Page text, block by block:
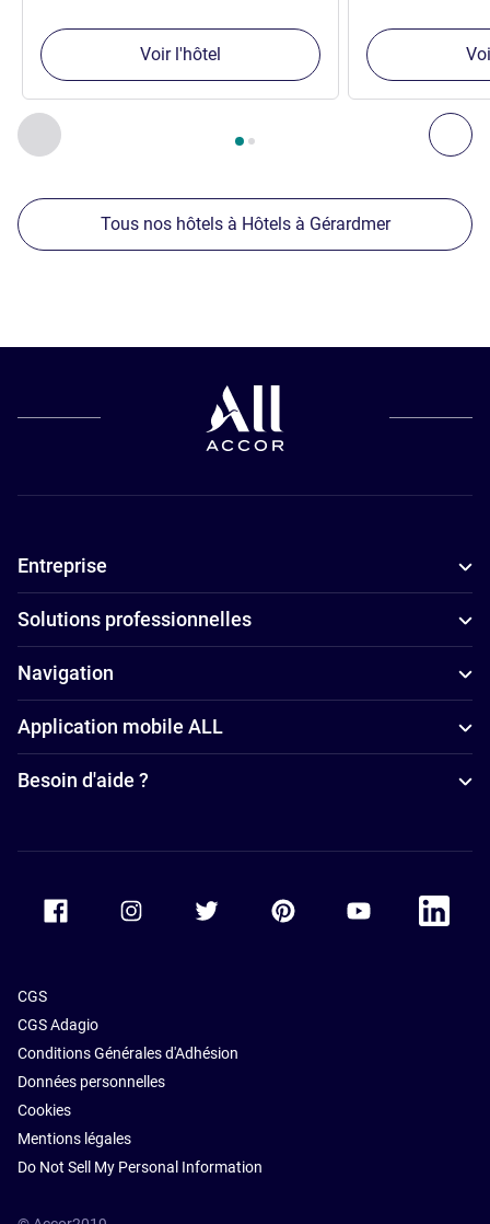
Précédent - Nos autres établissements à proximité
Page , Nos autres établissements à proximité 1 :,
Voir l'hôtel
Tous nos hôtels à Hôtels à Gérardmer
Entreprise
Solutions professionnelles
Navigation
Application mobile ALL
Besoin d'aide ?
Accor Facebook Accor TwitterAccor PinterestAccor Youtube
Accor
CGS
CGS Adagio
Conditions Générales d'Adhésion
Données personnelles
Cookies
Mentions légales
Do Not Sell My Personal Information